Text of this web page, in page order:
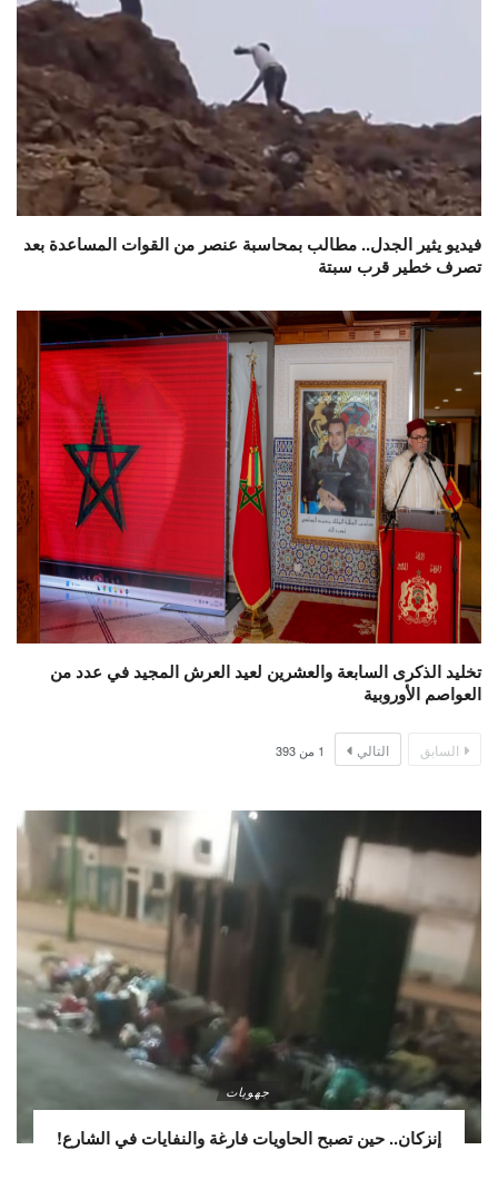
فيديو يثير الجدل.. مطالب بمحاسبة عنصر من القوات المساعدة بعد
تصرف خطير قرب سبتة
تخليد الذكرى السابعة والعشرين لعيد العرش المجيد في عدد من
العواصم الأوروبية
السابق التالي 1 من 393
جهويات
إنزكان.. حين تصبح الحاويات فارغة والنفايات في الشارع!